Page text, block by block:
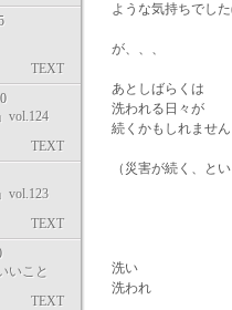
TEXT
vol.124
TEXT
vol.123
TEXT
いこと
TEXT
ような気持ちでし
が、、、
あとしばらくは
洗われる日々が
続くかもしれませ
（災害が続く、と
洗い
洗われ